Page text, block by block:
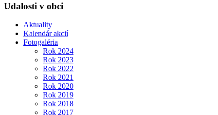
Udalosti v obci
Aktuality
Kalendár akcií
Fotogaléria
Rok 2024
Rok 2023
Rok 2022
Rok 2021
Rok 2020
Rok 2019
Rok 2018
Rok 2017